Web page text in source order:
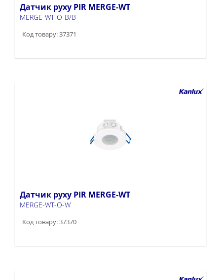
Датчик руху PIR MERGE-WT
MERGE-WT-O-B/B
Код товару: 37371
Датчик руху PIR MERGE-WT
MERGE-WT-O-W
Код товару: 37370